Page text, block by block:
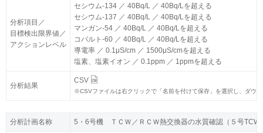
分析項目／
目標検出限界値／
アクションレベル
セシウム-134 ／ 40Bq/L ／ 40Bq/Lを超える
セシウム-137 ／ 40Bq/L ／ 40Bq/Lを超える
マンガン-54 ／ 40Bq/L ／ 40Bq/Lを超える
コバルト-60 ／ 40Bq/L ／ 40Bq/Lを超える
導電率 ／ 0.1μS/cm ／ 1500μS/cmを超える
塩素、塩素イオン ／ 0.1ppm ／ 1ppmを超える
分析結果
CSV
※CSVファイルは右クリックで「名前を付けて保存」を選択し、ダウ
分析項目／
目標検出限界値／
アクションレベル
セシウム-134 ／ 40Bq/L ／ 40Bq/Lを超える
セシウム-137 ／ 40Bq/L ／ 40Bq/Lを超える
マンガン-54 ／ 40Bq/L ／ 40Bq/Lを超える
コバルト-60 ／ 40Bq/L ／ 40Bq/Lを超える
導電率 ／ 0.1μS/cm ／ 1500μS/cmを超える
塩素、塩素イオン ／ 0.1ppm ／ 1ppmを超える
分析結果
CSV
※CSVファイルは右クリックで「名前を付けて保存」を選択し、ダウ
分析計画名称 5・6号機 ＴＣＷ／ＲＣＷ熱交換器の水質確認（５号TCW
分析計画名称 5・6号機 ＴＣＷ／ＲＣＷ熱交換器の水質確認（５号TCW